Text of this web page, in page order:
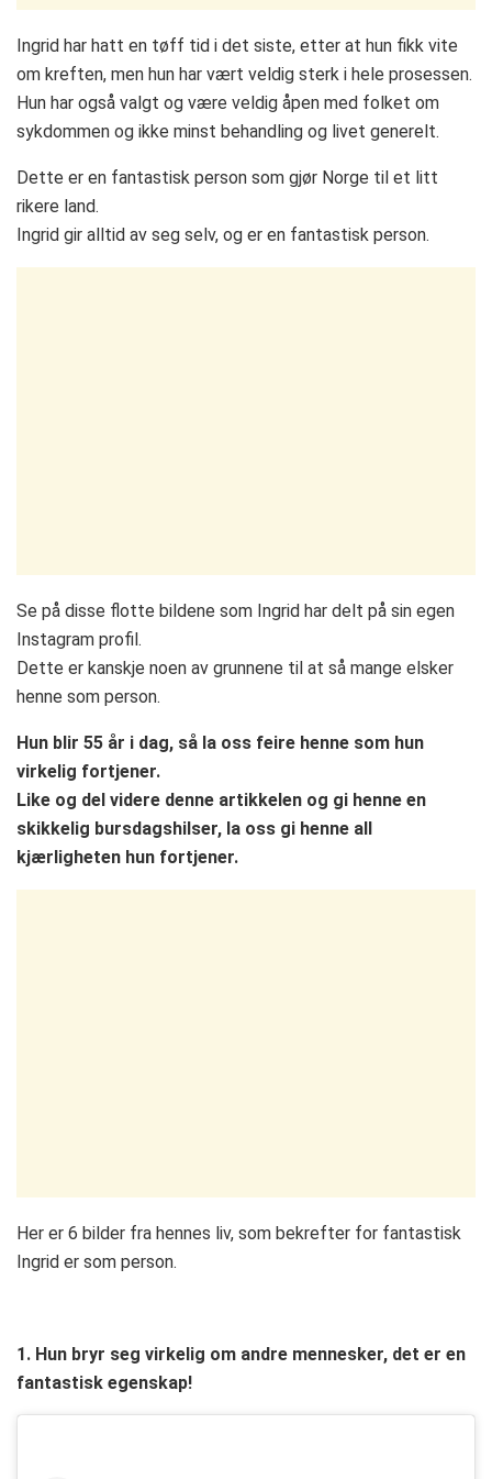
Ingrid har hatt en tøff tid i det siste, etter at hun fikk vite
om kreften, men hun har vært veldig sterk i hele prosessen.
Hun har også valgt og være veldig åpen med folket om
sykdommen og ikke minst behandling og livet generelt.
Dette er en fantastisk person som gjør Norge til et litt
rikere land.
Ingrid gir alltid av seg selv, og er en fantastisk person.
Se på disse flotte bildene som Ingrid har delt på sin egen
Instagram profil.
Dette er kanskje noen av grunnene til at så mange elsker
henne som person.
Hun blir 55 år i dag, så la oss feire henne som hun
virkelig fortjener.
Like og del videre denne artikkelen og gi henne en
skikkelig bursdagshilser, la oss gi henne all
kjærligheten hun fortjener.
Her er 6 bilder fra hennes liv, som bekrefter for fantastisk
Ingrid er som person.
1. Hun bryr seg virkelig om andre mennesker, det er en
fantastisk egenskap!